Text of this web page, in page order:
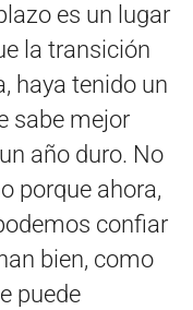
es un lugar
la transición
haya tenido un
sabe mejor
año duro. No
porque ahora,
confiar
bien, como
puede